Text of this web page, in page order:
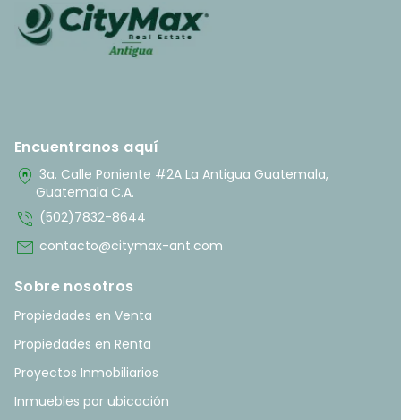
Encuentranos aquí
home_pin 3a. Calle Poniente #2A La Antigua Guatemala,
Guatemala C.A.
phone_in_talk (502)7832-8644
mail contacto@citymax-ant.com
Sobre nosotros
Propiedades en Venta
Propiedades en Renta
Proyectos Inmobiliarios
Inmuebles por ubicación